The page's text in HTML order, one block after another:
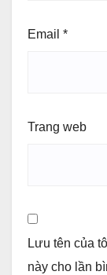
Email *
Trang web
Lưu tên của
này cho lần